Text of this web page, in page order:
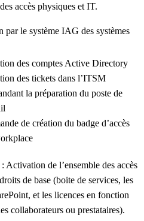
accès physiques et IT.
par le système IAG des systèmes
des comptes Active Directory
des tickets dans l’ITSM
la préparation du poste de
de création du badge d’accès
Activation de l’ensemble des accès
de base (boite de services, les
et les licences en fonction
collaborateurs ou prestataires).